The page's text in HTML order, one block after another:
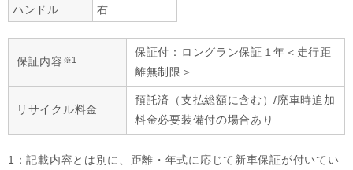
ハンドル
右
保証内容 ※1
保証付：ロングラン保証１年＜走行距
離無制限＞
リサイクル料金
預託済（支払総額に含む）/廃車時追加
料金必要装備付の場合あり
1：記載内容とは別に、距離・年式に応じて新車保証が付いてい